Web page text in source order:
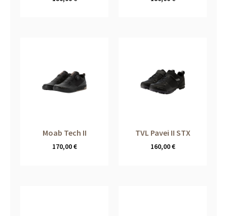
Moab Tech II
170,00€
TVL Pavei II STX
160,00€